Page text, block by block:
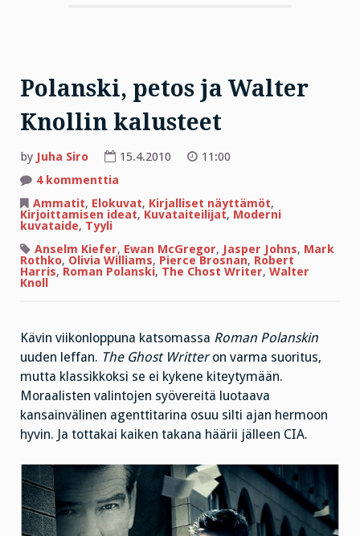
Polanski, petos ja Walter
Knollin kalusteet
by Juha Siro 15.4.2010
11:00
4 kommenttia
petos
ja
Walter
kalusteet
Ammatit, Elokuvat, Kirjalliset näyttämöt,
Kirjoittamisen ideat, Kuvataiteilijat, Moderni
kuvataide, Tyyli
Anselm Kiefer, Ewan McGregor, Jasper Johns, Mark
Rothko, Olivia Williams, Pierce Brosnan, Robert
Harris, Roman Polanski, The Chost Writer, Walter
Knoll
Kävin viikonloppuna katsomassa Roman Polanskin
uuden leffan. The Ghost Writteron varma suoritus,
mutta klassikkoksi se ei kykene kiteytymään.
Moraalisten valintojen syövereitä luotaava
kansainvälinen agenttitarina osuu silti ajan hermoon
hyvin. Ja tottakai kaiken takana häärii jälleen CIA.